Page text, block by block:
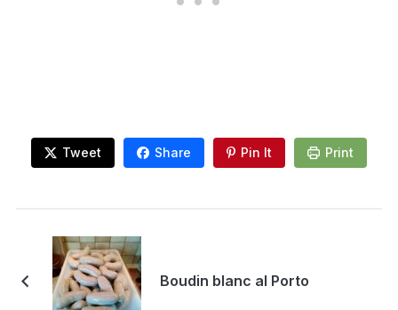
Tweet Share Pin It Print
Boudin blanc al Porto